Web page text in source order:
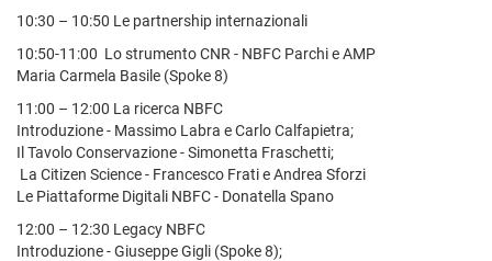
10:30 – 10:50 Le partnership internazionali
10:50-11:00 Lo strumento CNR - NBFC Parchi e AMP
Maria Carmela Basile (Spoke 8)
11:00 – 12:00 La ricerca NBFC
Introduzione - Massimo Labra e Carlo Calfapietra;
Il Tavolo Conservazione - Simonetta Fraschetti;
La Citizen Science - Francesco Frati e Andrea Sforzi
Le Piattaforme Digitali NBFC - Donatella Spano
12:00 – 12:30 Legacy NBFC
Introduzione - Giuseppe Gigli (Spoke 8);